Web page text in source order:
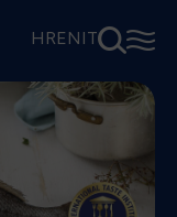
HREN IT⚲☰